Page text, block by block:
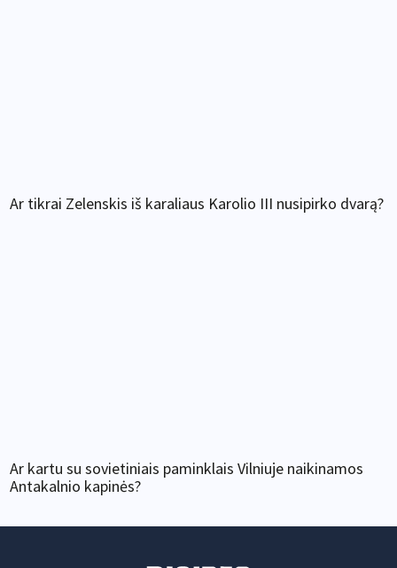
Ar tikrai Zelenskis iš karaliaus Karolio III nusipirko dvarą?
Ar kartu su sovietiniais paminklais Vilniuje naikinamos
Antakalnio kapinės?